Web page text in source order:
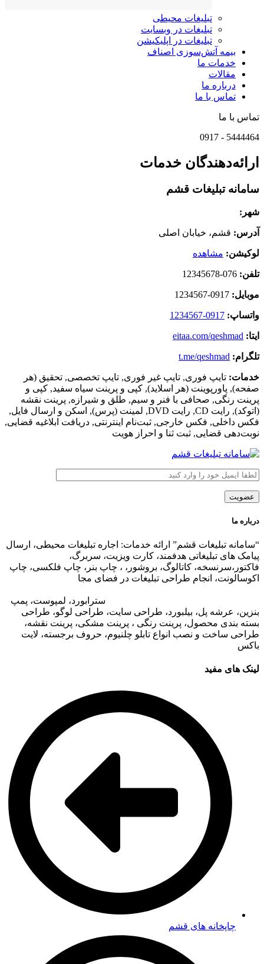
تبلیغات محیطی
تبلیغات در وبسایت
تبلیغات در اپلیکیشن
بیمه آتش‌سوزی اصناف
خدمات ما
مقالات
درباره ما
تماس با ما
تماس با ما
5444464
-
0917
ارائه‌دهندگان خدمات
سامانه تبلیغات قشم
شهر:
آدرس: قشم، خیابان اصلی
لوکیشن: مشاهده
تلفن:
موبایل:
واتساپ: 0917-1234567
ایتا: eitaa.com/qeshmad
تلگرام: t.me/qeshmad
خدمات: تایپ فوری, تایپ غیر فوری, تایپ تخصصی, تحقیق (هر
صفحه), پاورپوینت (هر اسلاید), کپی و پرینت سیاه سفید, کپی و
پرینت رنگی, صحافی با فنر و سیم, طلق و شیرازه, پرینت نقشه
(اتوکد), رایت CD, رایت DVD, لمینت (پرس), اسکن و ارسال فایل,
فکس داخلی, فکس خارجی, ثبت‌نام اینترنتی, دریافت ابلاغیه قضایی,
نوبت‌دهی قضایی, ثبت ثنا و احراز هویت
درباره ما
“سامانه تبلیغات قشم” ارائه خدمات: اجاره تبلیغات محیطی، ارسال
پیامک های تبلیغاتی هدفمند، کارت ویزیت، سربرگ،
فاکتور،سرنسخه، کاتالوگ، بروشور، ، چاپ بنر، چاپ فلکسی، چاپ
اکوسالونت، انجام طراحی تبلیغات در فضای مجا
سترابورد، لمپوست، پمپ
بنزین، عرشه پل، بیلبورد، طراحی سایت، طراحی لوگو، طراحی
بسته بندی محصول، پرینت رنگی ، پرینت مشکی، پرینت نقشه،
طراحی ساخت و نصب انواع تابلو چلنیوم، حروف برجسته، لایت
باکس
لینک های مفید
چاپخانه های قشم